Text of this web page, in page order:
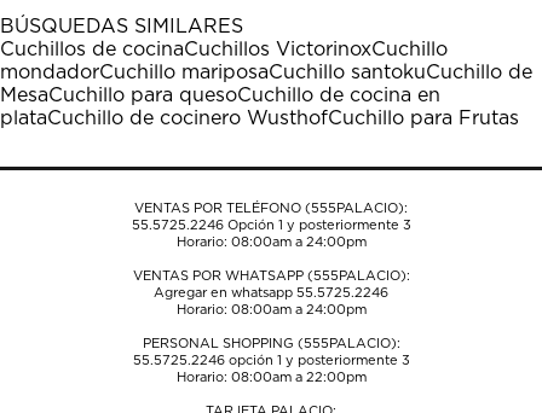
1
estrella
Esta
acción
abrirá
el
de
estrellas.
Esta
acción
abrirá
el
de
estrellas.
Esta
acción
abrirá
el
de
estrellas.
Esta
acción
abrirá
el
de
estrellas.
Esta
acción
abrirá
el
de
BÚSQUEDAS SIMILARES
Cuchillos de cocinaCuchillos VictorinoxCuchillo
mondadorCuchillo mariposaCuchillo santokuCuchillo de
MesaCuchillo para quesoCuchillo de cocina en
plataCuchillo de cocinero WusthofCuchillo para Frutas
VENTAS POR TELÉFONO (555PALACIO):
55.5725.2246Opción 1 y posteriormente 3
Horario: 08:00am a 24:00pm
VENTAS POR WHATSAPP (555PALACIO):
Agregar en whatsapp 55.5725.2246
Horario: 08:00am a 24:00pm
PERSONAL SHOPPING (555PALACIO):
55.5725.2246opción 1 y posteriormente 3
Horario: 08:00am a 22:00pm